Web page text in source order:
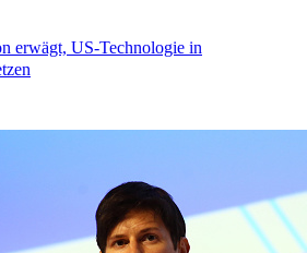
erwägt, US-Technologie in